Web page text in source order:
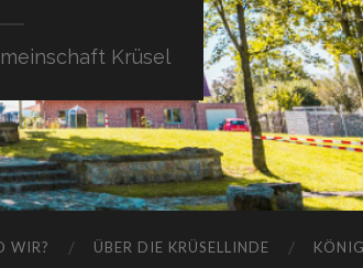
Krüsel
WIR? ÜBER DIE KRÜSELLINDE